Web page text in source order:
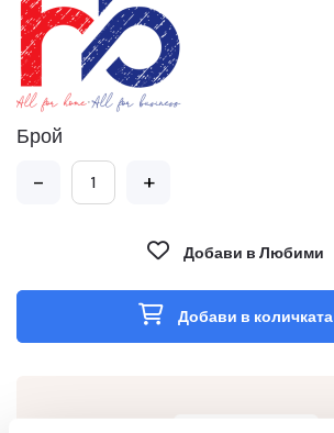
Брой
- +
Добави в Любими
Добави в количката